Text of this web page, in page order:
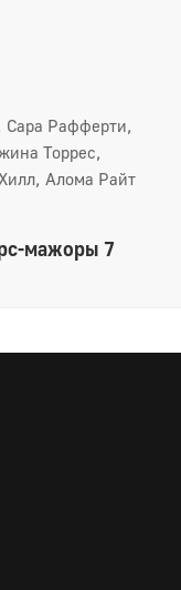
Рафферти,
Торрес,
Алома Райт
мажоры 7